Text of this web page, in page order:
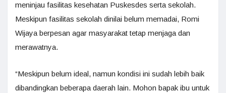
meninjau fasilitas kesehatan Puskesdes serta sekolah.
Meskipun fasilitas sekolah dinilai belum memadai, Romi
Wijaya berpesan agar masyarakat tetap menjaga dan
merawatnya.
“Meskipun belum ideal, namun kondisi ini sudah lebih baik
dibandingkan beberapa daerah lain. Mohon bapak ibu untuk